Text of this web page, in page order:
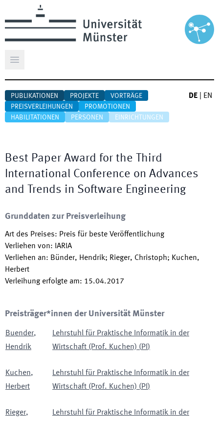
Hauptmenü öffnen
PUBLIKATIONEN PROJEKTE
VORTRÄGE
PREISVERLEIHUNGEN
PROMOTIONEN
HABILITATIONEN
PERSONEN EINRICHTUNGEN
DE EN
Best Paper Award for the Third
International Conference on Advances
and Trends in Software Engineering
Grunddaten zur Preisverleihung
Art des Preises: Preis für beste Veröffentlichung
Verliehen von: IARIA
Verliehen an: Bünder, Hendrik; Rieger, Christoph; Kuchen,
Herbert
Verleihung erfolgte am: 15.04.2017
Preisträger*innen der Universität Münster
Buender,
Hendrik
Lehrstuhl für Praktische Informatik in der
Wirtschaft (Prof. Kuchen) (PI )
Kuchen,
Herbert
Lehrstuhl für Praktische Informatik in der
Wirtschaft (Prof. Kuchen) (PI )
Rieger,
Lehrstuhl für Praktische Informatik in der